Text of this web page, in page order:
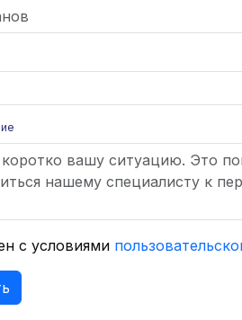
AlfaBit
на главной странице веб-
валюты для обмена, сумму
которая зависит от
валюты, и будут видны
ничего на сайте не
службу поддержки.
с условиями